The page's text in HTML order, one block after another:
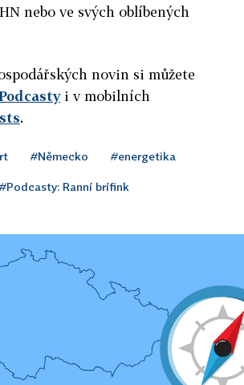
nebo ve svých oblíbených
novin si můžete
i v mobilních
.
#Německo #energetika
#Podcasty: Ranní brífink